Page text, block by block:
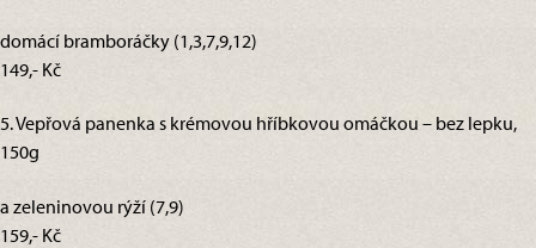
domácí bramboráčky (1,3,7,9,12)
149,- Kč
5. Vepřová panenka s krémovou hříbkovou omáčkou – bez lepku,
150g
a zeleninovou rýží (7,9)
159,- Kč